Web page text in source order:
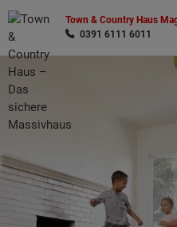
Town & Country Haus
0391 6111 6011
Wonach möchten